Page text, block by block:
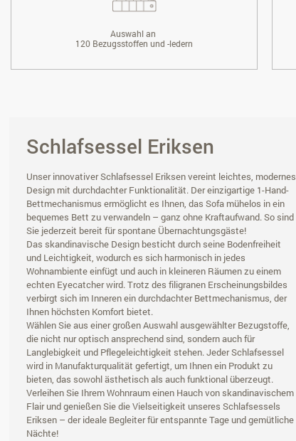
Auswahl an
120 Bezugsstoffen und -ledern
Schlafsessel Eriksen
Unser innovativer Schlafsessel Eriksen vereint leichtes, modernes
Design mit durchdachter Funktionalität. Der einzigartige 1-Hand-
Bettmechanismus ermöglicht es Ihnen, das Sofa mühelos in ein
bequemes Bett zu verwandeln – ganz ohne Kraftaufwand. So sind
Sie jederzeit bereit für spontane Übernachtungsgäste!
Das skandinavische Design besticht durch seine Bodenfreiheit
und Leichtigkeit, wodurch es sich harmonisch in jedes
Wohnambiente einfügt und auch in kleineren Räumen zu einem
echten Eyecatcher wird. Trotz des filigranen Erscheinungsbildes
verbirgt sich im Inneren ein durchdachter Bettmechanismus, der
Ihnen höchsten Komfort bietet.
Wählen Sie aus einer großen Auswahl ausgewählter Bezugstoffe,
die nicht nur optisch ansprechend sind, sondern auch für
Langlebigkeit und Pflegeleichtigkeit stehen. Jeder Schlafsessel
wird in Manufakturqualität gefertigt, um Ihnen ein Produkt zu
bieten, das sowohl ästhetisch als auch funktional überzeugt.
Verleihen Sie Ihrem Wohnraum einen Hauch von skandinavischem
Flair und genießen Sie die Vielseitigkeit unseres Schlafsessels
Eriksen – der ideale Begleiter für entspannte Tage und gemütliche
Nächte!